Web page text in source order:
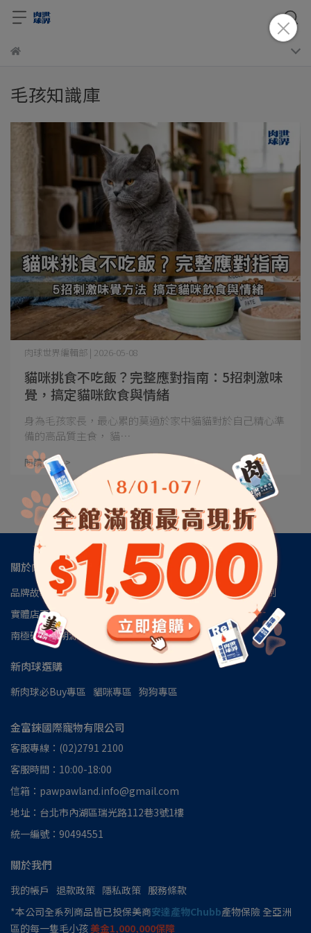
毛孩知識庫
貓咪挑食不吃飯？完整應對指南：5招刺激味
覺，搞定貓咪飲食與情緒
肉球世界編輯部 | 2026-05-08
身為毛孩家長，最心累的莫過於家中貓貓對於自己精心準
備的高品質主食， 貓⋯
閱讀更多 ->
關於肉球
品牌故事 肉球會員專區 肉球世界官方LINE 肉球世界訂閱制
實體店面 安心檢驗報告 認識磷蝦油
南極磷蝦油朔源│南極洲48區 見證推薦
新肉球選購
新肉球必Buy專區 貓咪專區 狗狗專區
金富錸國際寵物有限公司
客服專線：(02)2791 2100
客服時間：10:00-18:00
信箱：pawpawland.info@gmail.com
地址：台北市內湖區瑞光路112巷3號1樓
統一編號：90494551
關於我們
我的帳戶 退款政策 隱私政策 服務條款
*本公司全系列商品皆已投保美商安達產物Chubb產物保險 全亞洲
區的每一隻毛小孩美金1,000,000保障